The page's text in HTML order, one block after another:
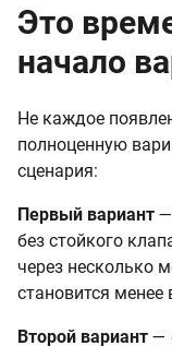
Это
начало
Не каждое
полноценную
сценария:
Первый вариант
без стойкого
через несколько
становится
Второй вариант —